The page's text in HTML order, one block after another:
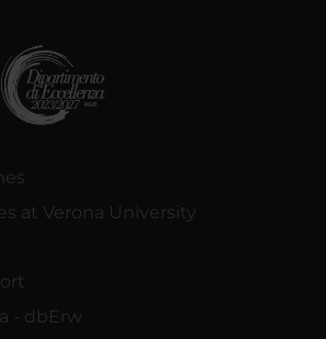
at Verona University
- dbErw